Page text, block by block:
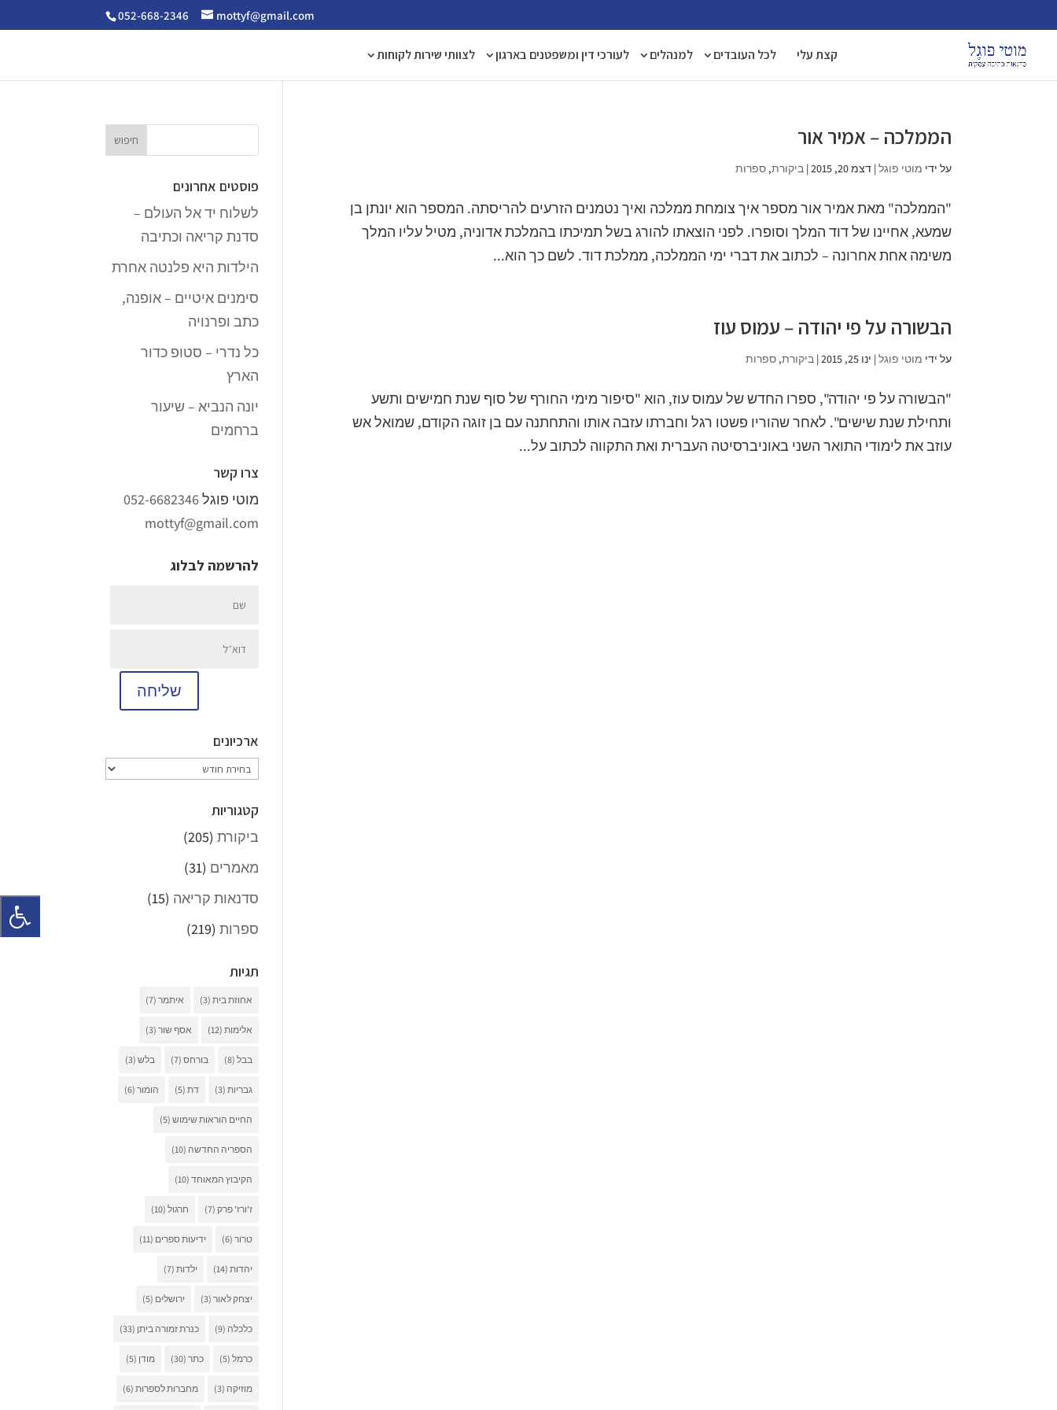
052-668-2346 mottyf@gmail.com
קצת עלי לכל העובדים למנהלים לעורכי דין ומשפטנים בארגון לצוותי שירות לקוחות
הממלכה – אמיר אור
על ידי מוטי פוגל|דצמ 20, 2015 |ביקורת,ספרות
"הממלכה" מאת אמיר אור מספר איך צומחת ממלכה ואיך נטמנים הזרעים להריסתה. המספר הוא יונתן בן
שמעא, אחיינו של דוד המלך וסופרו. לפני הוצאתו להורג בשל תמיכתו בהמלכת אדוניה, מטיל עליו המלך
משימה אחת אחרונה – לכתוב את דברי ימי הממלכה, ממלכת דוד. לשם כך הוא...
הבשורה על פי יהודה – עמוס עוז
על ידי מוטי פוגל| ינו 25, 2015 |ביקורת,ספרות
"הבשורה על פי יהודה", ספרו החדש של עמוס עוז, הוא "סיפור מימי החורף של סוף שנת חמישים ותשע
ותחילת שנת שישים". לאחר שהוריו פשטו רגל וחברתו עזבה אותו והתחתנה עם בן זוגה הקודם, שמואל אש
עוזב את לימודי התואר השני באוניברסיטה העברית ואת התקווה לכתוב על...
פוסטים אחרונים
לשלוח יד אל העולם –
סדנת קריאה וכתיבה
הילדות היא פלנטה אחרת
סימנים איטיים – אופנה,
כתב ופרנויה
כל נדרי – סטופ כדור
הארץ
יונה הנביא – שיעור
ברחמים
צרו קשר
מוטי פוגל052-6682346
mottyf@gmail.com
להרשמה לבלוג
שליחה
ארכיונים
ארכיונים
קטגוריות
ביקורת (205)
מאמרים (31)
סדנאות קריאה (15)
ספרות (219)
תגיות
אחוזת בית (3) איתמר (7)
אלימות (12) אסף שור (3)
בבל (8) בורחס (7) בלש (3)
גבריות (3) דת (5) הומור (6)
החיים הוראות שימוש (5)
הספריה החדשה (10)
הקיבוץ המאוחד (10)
ז'ורז' פרק (7) חרגול (10)
טרור (6) ידיעות ספרים (11)
יהדות (14) ילדות (7)
יצחק לאור (3) ירושלים (5)
כלכלה (9) כנרת זמורה ביתן (33)
כרמל (5) כתר (30) מודן (5)
מוזיקה (3) מחברות לספרות (6)